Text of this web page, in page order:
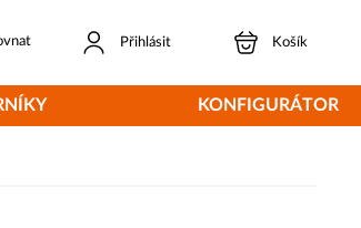
Přihlásit Košík
KONFIGURÁTOR